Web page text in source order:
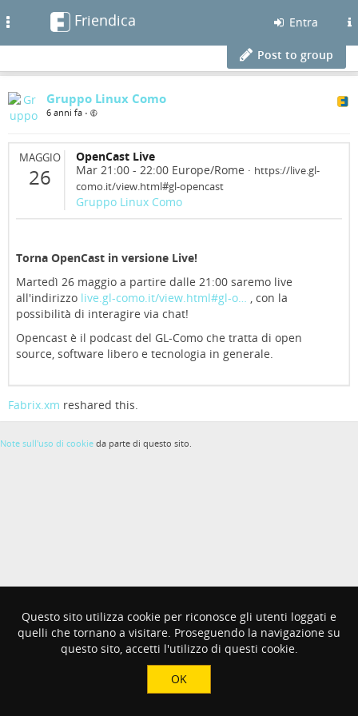
Friendica Entra
Post to group
Gruppo Linux Como
6 anni fa •
MAGGIO
26
OpenCast Live
Mar 21:00 - 22:00 Europe/Rome · https://live.gl-
como.it/view.html#gl-opencast
Gruppo Linux Como
Torna OpenCast in versione Live!
Martedì 26 maggio a partire dalle 21:00 saremo live
all'indirizzo live.gl-como.it/view.html#gl-o… , con la
possibilità di interagire via chat!
Opencast è il podcast del GL-Como che tratta di open
source, software libero e tecnologia in generale.
Fabrix.xm reshared this.
Questo sito utilizza cookie per riconosce gli utenti loggati e
quelli che tornano a visitare. Proseguendo la navigazione su
questo sito, accetti l'utilizzo di questi cookie.
OK
Note sull'uso di cookie da parte di questo sito.